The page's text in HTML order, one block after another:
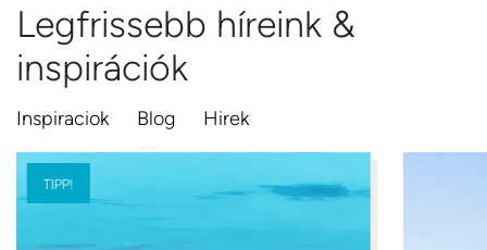
Legfrissebb híreink &
inspirációk
Inspiraciok Blog Hirek
TIPP!